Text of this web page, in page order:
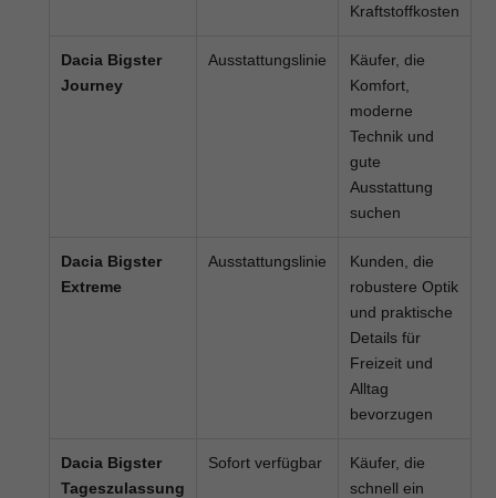
Kraftstoffkosten
Dacia Bigster
Journey
Ausstattungslinie
Käufer, die
Komfort,
moderne
Technik und
gute
Ausstattung
suchen
Dacia Bigster
Extreme
Ausstattungslinie
Kunden, die
robustere Optik
und praktische
Details für
Freizeit und
Alltag
bevorzugen
Dacia Bigster
Tageszulassung
Sofort verfügbar
Käufer, die
schnell ein